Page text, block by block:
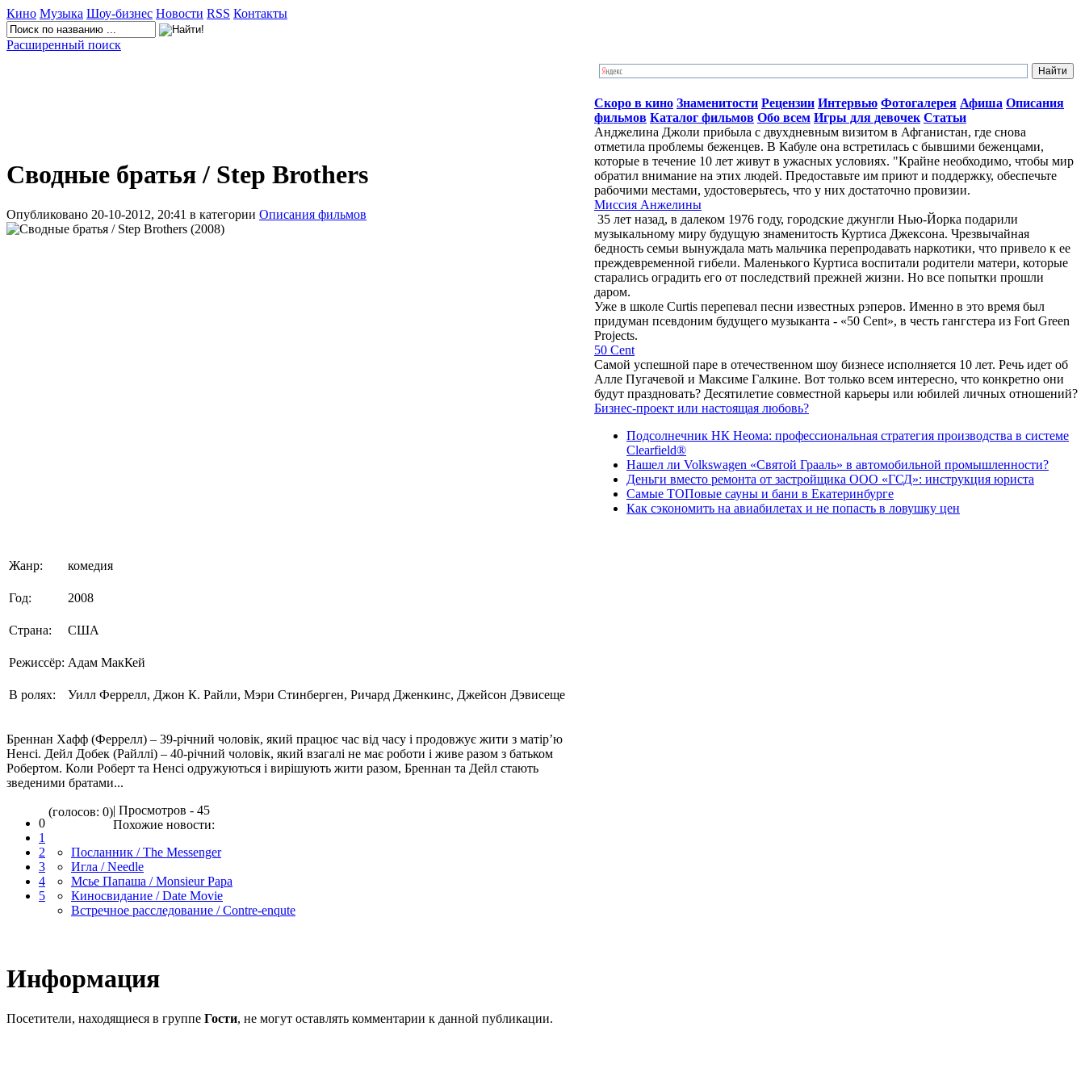
Кино Музыка Шоу-бизнес Новости RSS Контакты
Расширенный поиск
Сводные братья / Step Brothers
Опубликовано 20-10-2012, 20:41 в категории Описания фильмов
Жанр: комедия
Год: 2008
Страна: США
Режиссёр: Адам МакКей
В ролях: Уилл Феррелл, Джон К. Райли, Мэри Стинберген, Ричард Дженкинс, Джейсон Дэвисеще
Бреннан Хафф (Феррелл) – 39-річний чоловік, який працює час від часу і продовжує жити з матір’ю
Ненсі. Дейл Добек (Райллі) – 40-річний чоловік, який взагалі не має роботи і живе разом з батьком
Робертом. Коли Роберт та Ненсі одружуються і вирішують жити разом, Бреннан та Дейл стають
зведеними братами...
0
1
2
3
4
5
(голосов: 0)| Просмотров - 45
Похожие новости:
Посланник / The Messenger
Игла / Needle
Мсье Папаша / Monsieur Papa
Киносвидание / Date Movie
Встречное расследование / Contre-enqute
Информация
Посетители, находящиеся в группе Гости, не могут оставлять комментарии к данной публикации.
Скоро в кино Знаменитости Рецензии Интервью Фотогалерея Афиша Описания
фильмов Каталог фильмов Обо всем Игры для девочек Статьи
Анджелина Джоли прибыла с двухдневным визитом в Афганистан, где снова
отметила проблемы беженцев. В Кабуле она встретилась с бывшими беженцами,
которые в течение 10 лет живут в ужасных условиях. "Крайне необходимо, чтобы мир
обратил внимание на этих людей. Предоставьте им приют и поддержку, обеспечьте
рабочими местами, удостоверьтесь, что у них достаточно провизии.
Миссия Анжелины
35 лет назад, в далеком 1976 году, городские джунгли Нью-Йорка подарили
музыкальному миру будущую знаменитость Куртиса Джексона. Чрезвычайная
бедность семьи вынуждала мать мальчика перепродавать наркотики, что привело к ее
преждевременной гибели. Маленького Куртиса воспитали родители матери, которые
старались оградить его от последствий прежней жизни. Но все попытки прошли
даром.
Уже в школе Curtis перепевал песни известных рэперов. Именно в это время был
придуман псевдоним будущего музыканта - «50 Cent», в честь гангстера из Fort Green
Projects.
50 Cent
Самой успешной паре в отечественном шоу бизнесе исполняется 10 лет. Речь идет об
Алле Пугачевой и Максиме Галкине. Вот только всем интересно, что конкретно они
будут праздновать? Десятилетие совместной карьеры или юбилей личных отношений?
Бизнес-проект или настоящая любовь?
Подсолнечник НК Неома: профессиональная стратегия производства в системе
Clearfield®
Нашел ли Volkswagen «Святой Грааль» в автомобильной промышленности?
Деньги вместо ремонта от застройщика ООО «ГСД»: инструкция юриста
Самые ТОПовые сауны и бани в Екатеринбурге
Как сэкономить на авиабилетах и не попасть в ловушку цен